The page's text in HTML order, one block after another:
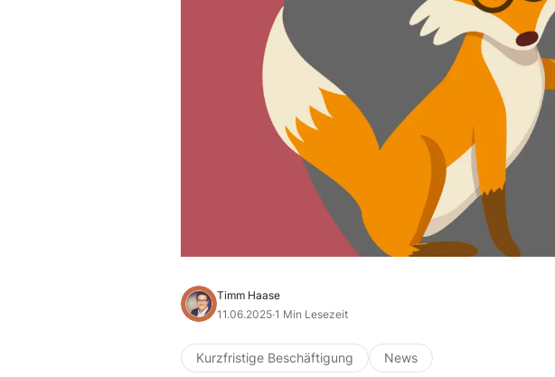
Timm Haase
11.06.2025·1 Min Lesezeit
Kurzfristige Beschäftigung News